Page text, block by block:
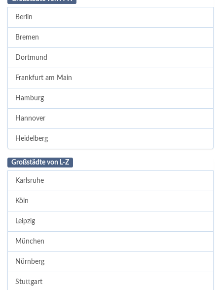
Berlin
Bremen
Dortmund
Frankfurt am Main
Hamburg
Hannover
Heidelberg
Großstädte von L-Z
Karlsruhe
Köln
Leipzig
München
Nürnberg
Stuttgart